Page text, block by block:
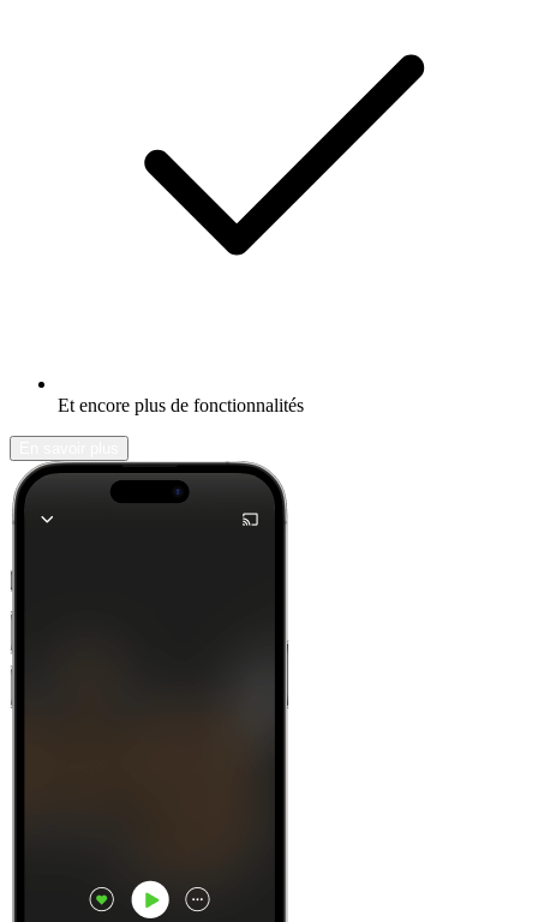
Et encore plus de fonctionnalités